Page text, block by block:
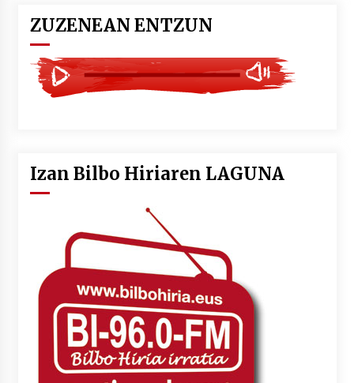
ZUZENEAN ENTZUN
Izan Bilbo Hiriaren LAGUNA